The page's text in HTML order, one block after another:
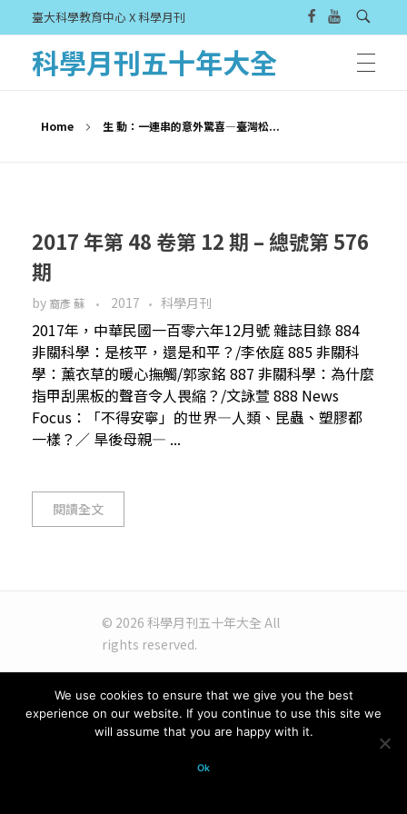
臺大科學教育中心 X 科學月刊
科學月刊五十年大全
Home 生 動：一連串的意外驚喜—臺灣松...
2017 年第 48 卷第 12 期 – 總號第 576
期
by 裔彥 蘇 2017 科學月刊
2017年，中華民國一百零六年12月號 雜誌目錄 884
非關科學：是核平，還是和平？/李依庭 885 非關科
學：薰衣草的暖心撫觸/郭家銘 887 非關科學：為什麼
指甲刮黑板的聲音令人畏縮？/文詠萱 888 News
Focus：「不得安寧」的世界—人類、昆蟲、塑膠都
一樣？／ 旱後母親— ...
閱讀全文
© 2026 科學月刊五十年大全 All
rights reserved.
We use cookies to ensure that we give you the best
experience on our website. If you continue to use this site we
will assume that you are happy with it.
Ok